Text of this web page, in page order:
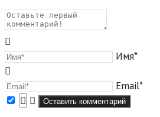
Имя*
Email*